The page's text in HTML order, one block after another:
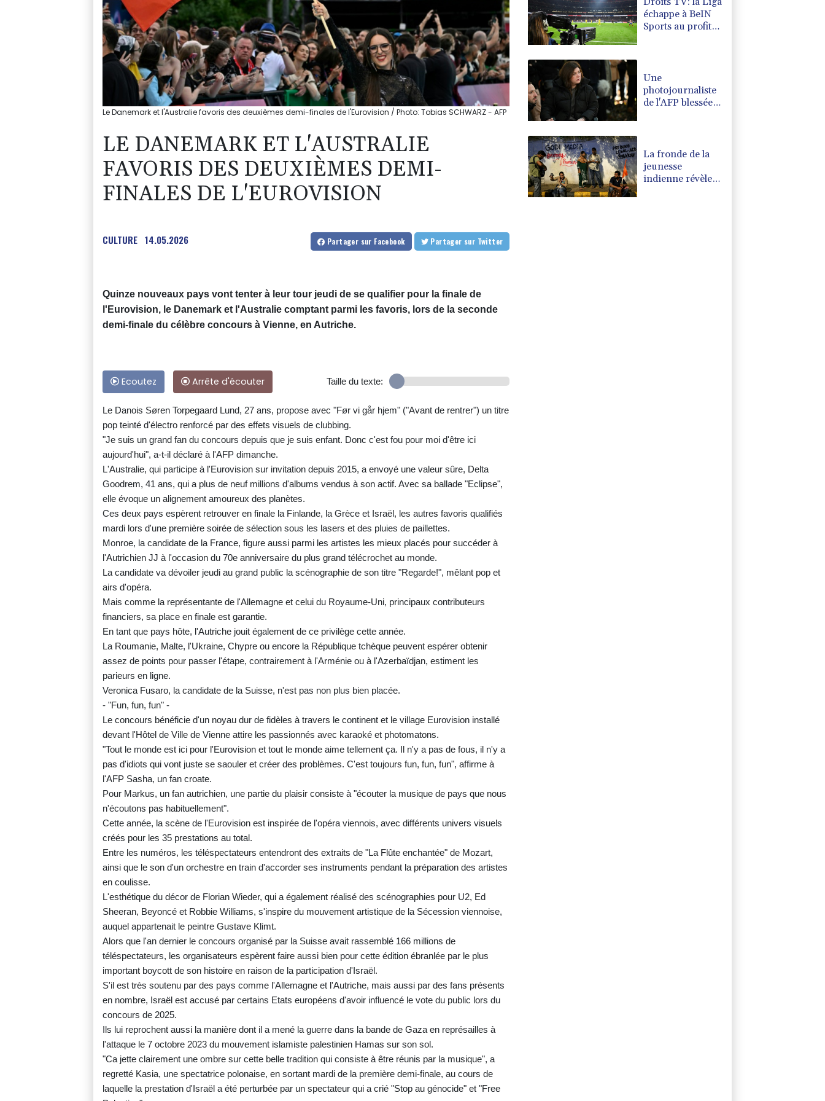
Le Danemark et l'Australie favoris des deuxièmes demi-finales de l'Eurovision / Photo: Tobias SCHWARZ - AFP
LE DANEMARK ET L'AUSTRALIE
FAVORIS DES DEUXIÈMES DEMI-
FINALES DE L'EUROVISION
CULTURE 14.05.2026 Partager sur Facebook Partager sur Twitter
Quinze nouveaux pays vont tenter à leur tour jeudi de se qualifier pour la finale de
l'Eurovision, le Danemark et l'Australie comptant parmi les favoris, lors de la seconde
demi-finale du célèbre concours à Vienne, en Autriche.
Ecoutez Arrête d'écouter Taille du texte:
Le Danois Søren Torpegaard Lund, 27 ans, propose avec "Før vi går hjem" ("Avant de rentrer") un titre
pop teinté d'électro renforcé par des effets visuels de clubbing.
"Je suis un grand fan du concours depuis que je suis enfant. Donc c'est fou pour moi d'être ici
aujourd'hui", a-t-il déclaré à l'AFP dimanche.
L'Australie, qui participe à l'Eurovision sur invitation depuis 2015, a envoyé une valeur sûre, Delta
Goodrem, 41 ans, qui a plus de neuf millions d'albums vendus à son actif. Avec sa ballade "Eclipse",
elle évoque un alignement amoureux des planètes.
Ces deux pays espèrent retrouver en finale la Finlande, la Grèce et Israël, les autres favoris qualifiés
mardi lors d'une première soirée de sélection sous les lasers et des pluies de paillettes.
Monroe, la candidate de la France, figure aussi parmi les artistes les mieux placés pour succéder à
l'Autrichien JJ à l'occasion du 70e anniversaire du plus grand télécrochet au monde.
La candidate va dévoiler jeudi au grand public la scénographie de son titre "Regarde!", mêlant pop et
airs d'opéra.
Mais comme la représentante de l'Allemagne et celui du Royaume-Uni, principaux contributeurs
financiers, sa place en finale est garantie.
En tant que pays hôte, l'Autriche jouit également de ce privilège cette année.
La Roumanie, Malte, l'Ukraine, Chypre ou encore la République tchèque peuvent espérer obtenir
assez de points pour passer l'étape, contrairement à l'Arménie ou à l'Azerbaïdjan, estiment les
parieurs en ligne.
Veronica Fusaro, la candidate de la Suisse, n'est pas non plus bien placée.
- "Fun, fun, fun" -
Le concours bénéficie d'un noyau dur de fidèles à travers le continent et le village Eurovision installé
devant l'Hôtel de Ville de Vienne attire les passionnés avec karaoké et photomatons.
"Tout le monde est ici pour l'Eurovision et tout le monde aime tellement ça. Il n'y a pas de fous, il n'y a
pas d'idiots qui vont juste se saouler et créer des problèmes. C'est toujours fun, fun, fun", affirme à
l'AFP Sasha, un fan croate.
Pour Markus, un fan autrichien, une partie du plaisir consiste à "écouter la musique de pays que nous
n'écoutons pas habituellement".
Cette année, la scène de l'Eurovision est inspirée de l'opéra viennois, avec différents univers visuels
créés pour les 35 prestations au total.
Entre les numéros, les téléspectateurs entendront des extraits de "La Flûte enchantée" de Mozart,
ainsi que le son d'un orchestre en train d'accorder ses instruments pendant la préparation des artistes
en coulisse.
L'esthétique du décor de Florian Wieder, qui a également réalisé des scénographies pour U2, Ed
Sheeran, Beyoncé et Robbie Williams, s'inspire du mouvement artistique de la Sécession viennoise,
auquel appartenait le peintre Gustave Klimt.
Alors que l'an dernier le concours organisé par la Suisse avait rassemblé 166 millions de
téléspectateurs, les organisateurs espèrent faire aussi bien pour cette édition ébranlée par le plus
important boycott de son histoire en raison de la participation d'Israël.
S'il est très soutenu par des pays comme l'Allemagne et l'Autriche, mais aussi par des fans présents
en nombre, Israël est accusé par certains Etats européens d'avoir influencé le vote du public lors du
concours de 2025.
Ils lui reprochent aussi la manière dont il a mené la guerre dans la bande de Gaza en représailles à
l'attaque le 7 octobre 2023 du mouvement islamiste palestinien Hamas sur son sol.
"Ca jette clairement une ombre sur cette belle tradition qui consiste à être réunis par la musique", a
regretté Kasia, une spectatrice polonaise, en sortant mardi de la première demi-finale, au cours de
laquelle la prestation d'Israël a été perturbée par un spectateur qui a crié "Stop au génocide" et "Free
échappe à BeIN
Sports au profit
Une
photojournaliste
de l'AFP blessée
pour la liberté de
la presse
La fronde de la
jeunesse
indienne révèle